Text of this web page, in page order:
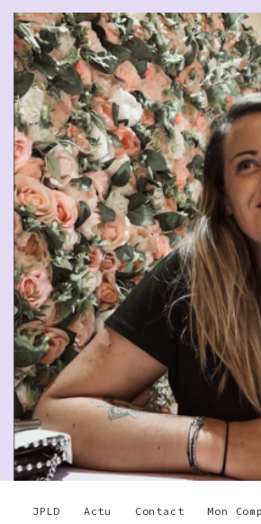
JPLD Actu Contact Mon